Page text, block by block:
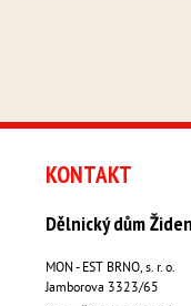
KONTAKT
Dělnický dům
MON - EST BRNO, s. r. o.
Jamborova 3323/65